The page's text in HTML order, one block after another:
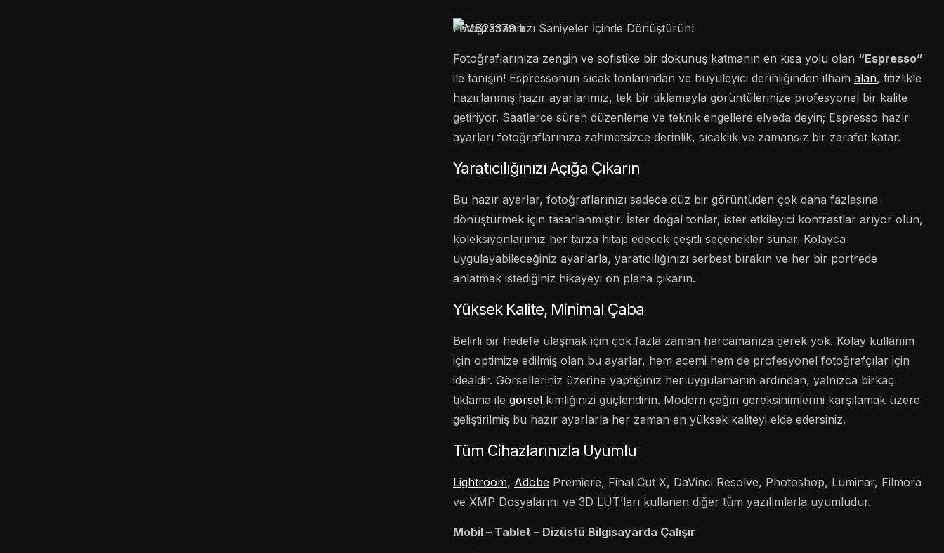
Fotoğraflarınızı Saniyeler İçinde Dönüştürün!
Fotoğraflarınıza zengin ve sofistike bir dokunuş katmanın en kısa yolu olan “Espresso”
ile tanışın! Espressonun sıcak tonlarından ve büyüleyici derinliğinden ilham alan, titizlikle
hazırlanmış hazır ayarlarımız, tek bir tıklamayla görüntülerinize profesyonel bir kalite
getiriyor. Saatlerce süren düzenleme ve teknik engellere elveda deyin; Espresso hazır
ayarları fotoğraflarınıza zahmetsizce derinlik, sıcaklık ve zamansız bir zarafet katar.
Yaratıcılığınızı Açığa Çıkarın
Bu hazır ayarlar, fotoğraflarınızı sadece düz bir görüntüden çok daha fazlasına
dönüştürmek için tasarlanmıştır. İster doğal tonlar, ister etkileyici kontrastlar arıyor olun,
koleksiyonlarımız her tarza hitap edecek çeşitli seçenekler sunar. Kolayca
uygulayabileceğiniz ayarlarla, yaratıcılığınızı serbest bırakın ve her bir portrede
anlatmak istediğiniz hikayeyi ön plana çıkarın.
Yüksek Kalite, Minimal Çaba
Belirli bir hedefe ulaşmak için çok fazla zaman harcamanıza gerek yok. Kolay kullanım
için optimize edilmiş olan bu ayarlar, hem acemi hem de profesyonel fotoğrafçılar için
idealdir. Görselleriniz üzerine yaptığınız her uygulamanın ardından, yalnızca birkaç
tıklama ile görsel kimliğinizi güçlendirin. Modern çağın gereksinimlerini karşılamak üzere
geliştirilmiş bu hazır ayarlarla her zaman en yüksek kaliteyi elde edersiniz.
Tüm Cihazlarınızla Uyumlu
Lightroom, Adobe Premiere, Final Cut X, DaVinci Resolve, Photoshop, Luminar, Filmora
ve XMP Dosyalarını ve 3D LUT’ları kullanan diğer tüm yazılımlarla uyumludur.
Mobil – Tablet – Dizüstü Bilgisayarda Çalışır